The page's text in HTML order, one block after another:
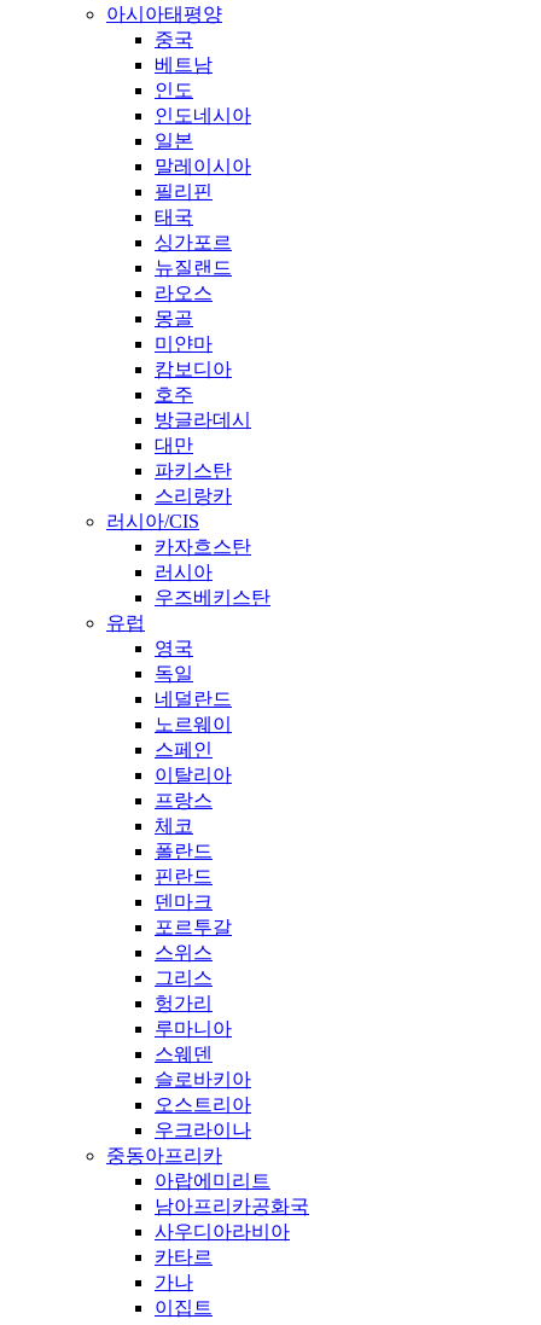
아시아태평양
중국
베트남
인도
인도네시아
일본
말레이시아
필리핀
태국
싱가포르
뉴질랜드
라오스
몽골
미얀마
캄보디아
호주
방글라데시
대만
파키스탄
스리랑카
러시아/CIS
카자흐스탄
러시아
우즈베키스탄
유럽
영국
독일
네덜란드
노르웨이
스페인
이탈리아
프랑스
체코
폴란드
핀란드
덴마크
포르투갈
스위스
그리스
헝가리
루마니아
스웨덴
슬로바키아
오스트리아
우크라이나
중동아프리카
아랍에미리트
남아프리카공화국
사우디아라비아
카타르
가나
이집트